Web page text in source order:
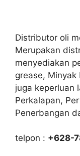
Distributor oli
Merupakan
menyediakan
grease, Minyak
juga keperluan
Perkalapan,
Penerbangan
telpon : +628-